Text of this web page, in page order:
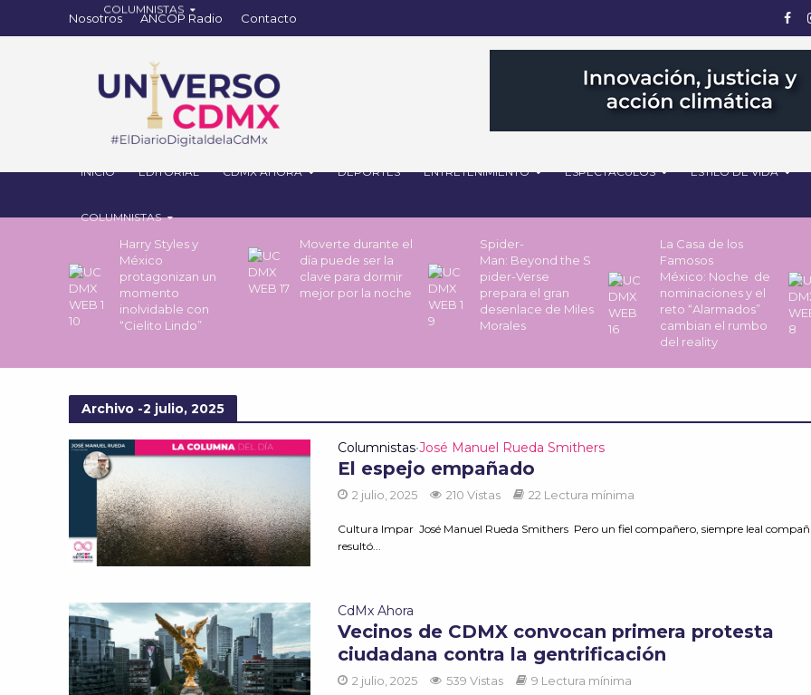
Nosotros ANCOP Radio Contacto
INICIO EDITORIAL CDMX AHORA DEPORTES ENTRETENIMIENTO ESPECTÁCULOS ESTILO DE VIDA
COLUMNISTAS
Harry Styles y
México
protagonizan un
momento
inolvidable con
“Cielito Lindo”
Moverte durante el
día puede ser la
clave para dormir
mejor por la noche
Spider-
Man: Beyond the S
pider-Verse
prepara el gran
desenlace de Miles
Morales
La Casa de los
Famosos
México: Noche de
nominaciones y el
reto “Alarmados”
cambian el rumbo
del reality
Archivo -2 julio, 2025
Columnistas•José Manuel Rueda Smithers
El espejo empañado
2 julio, 2025 210 Vistas 22 Lectura mínima
Cultura Impar José Manuel Rueda Smithers Pero un fiel compañero, siempre leal
resultó...
CdMx Ahora
Vecinos de CDMX convocan primera protesta
ciudadana contra la gentrificación
2 julio, 2025 539 Vistas 9 Lectura mínima